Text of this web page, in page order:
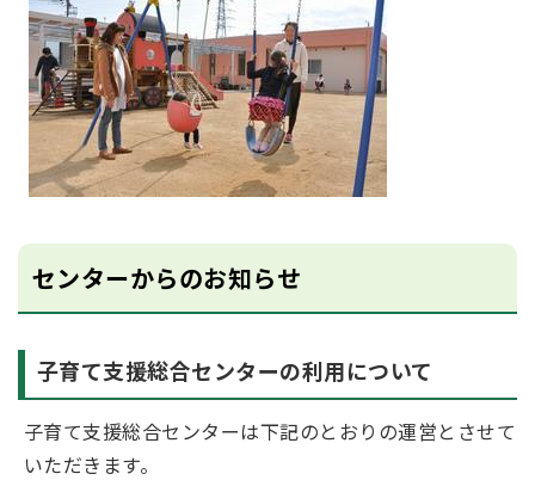
センターからのお知らせ
子育て支援総合センターの利用について
子育て支援総合センターは下記のとおりの運営とさせて
いただきます。